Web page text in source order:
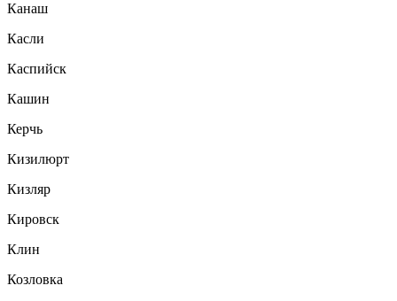
Канаш
Касли
Каспийск
Кашин
Керчь
Кизилюрт
Кизляр
Кировск
Клин
Козловка